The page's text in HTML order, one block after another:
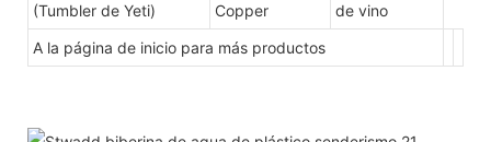
(Tumbler de Yeti)
Copper
de vino
A la página de inicio para más productos